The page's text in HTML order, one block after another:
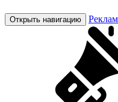
Открыть навигацию